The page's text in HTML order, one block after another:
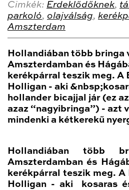
Cimkék: Érdeklődőknek,
parkoló, olajválság,
Amszterdam
Hollandiában több bringa
Amszterdamban és
kerékpárral teszik meg. A
Holligan - aki
hollander bicajjal jár (ez
azaz “nagyibringa”) - azt
mindenki a kétkerekű
Hollandiában több
Amszterdamban és
kerékpárral teszik meg.
Holligan - aki kosaras